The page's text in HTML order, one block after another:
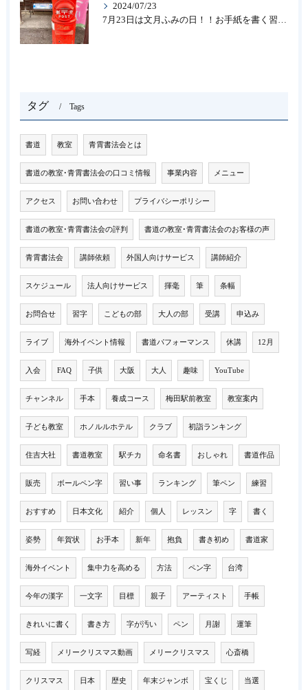
2024/07/23
7月23日は文月ふみの日！！お手紙を書く習慣を…★書道のお稽古なら大阪の書道教室「青霄書法会」
タグ Tags
書道 教室 青霄書法会とは
書道の教室･青霄書法会の口コミ情報 事業内容 メニュー
アクセス お問い合わせ プライバシーポリシー
書道の教室･青霄書法会の評判 書道の教室･青霄書法会のお客様の声
青霄書法会 講師依頼 外国人向けサービス 講師紹介
スケジュール 法人向けサービス 揮毫 筆 条幅
お問合せ 習字 こどもの部 大人の部 受講 申込み
ライブ 海外イベント情報 書道パフォーマンス 休講 12月
入会 FAQ 子供 大阪 大人 趣味 YouTube
チャンネル 手本 養成コース 梅田駅前教室 教室案内
子ども教室 ホノルルホテル クラブ 初詣ランキング
住吉大社 書道教室 駅チカ 命名書 おしゃれ 書道作品
販売 ボールペン字 習い事 ランキング 筆ペン 練習
おすすめ 日本文化 紹介 個人 レッスン 字 書く
姿勢 年賀状 お手本 新年 抱負 書き初め 書道家
海外イベント 集中力を高める 方法 ペン字 台湾
今年の漢字 一文字 目標 親子 アーティスト 手帳
きれいに書く 書き方 字が汚い ペン 月謝 運筆
写経 メリークリスマス動画 メリークリスマス 心斎橋
クリスマス 日本 歴史 年末ジャンボ 宝くじ 当選